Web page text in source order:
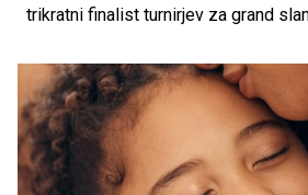
trikratni finalist turnirjev za grand
Odprto prvenstvo Avstralije, če bi
potekom turnirja dobila popadke.